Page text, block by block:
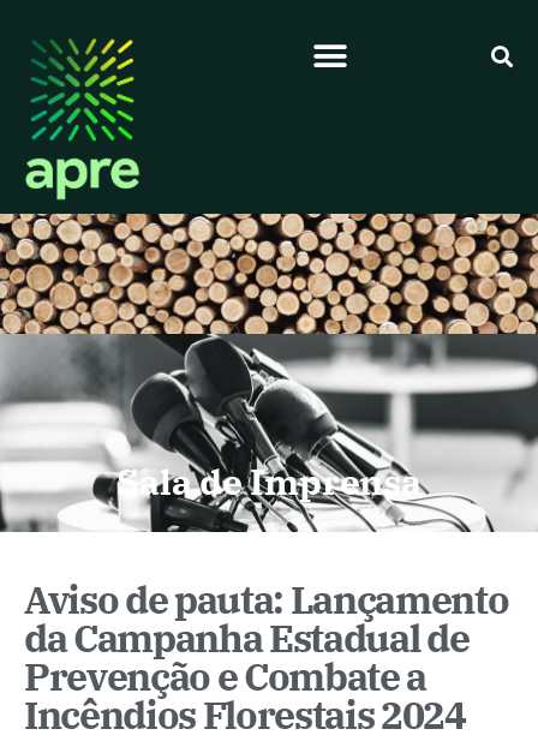
Sala de Imprensa
Aviso de pauta: Lançamento
da Campanha Estadual de
Prevenção e Combate a
Incêndios Florestais 2024